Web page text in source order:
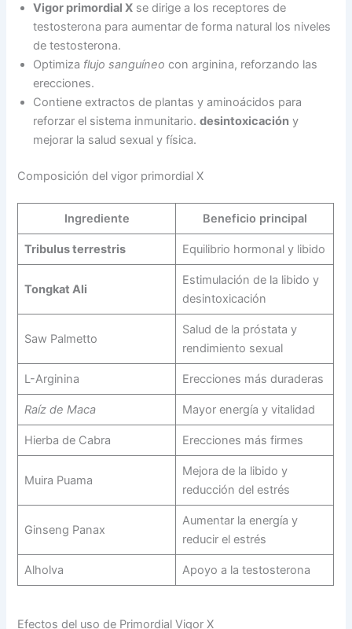
Vigor primordial X se dirige a los receptores de
testosterona para aumentar de forma natural los niveles
de testosterona.
Optimiza flujo sanguíneo con arginina, reforzando las
erecciones.
Contiene extractos de plantas y aminoácidos para
reforzar el sistema inmunitario.desintoxicación y
mejorar la salud sexual y física.
Composición del vigor primordial X
Ingrediente Beneficio principal
Tribulus terrestris Equilibrio hormonal y libido
Tongkat Ali
Estimulación de la libido y
desintoxicación
Saw Palmetto
Salud de la próstata y
rendimiento sexual
L-Arginina Erecciones más duraderas
Raíz de Maca Mayor energía y vitalidad
Hierba de Cabra Erecciones más firmes
Muira Puama
Mejora de la libido y
reducción del estrés
Ginseng Panax
Aumentar la energía y
reducir el estrés
Alholva Apoyo a la testosterona
Efectos del uso de Primordial Vigor X